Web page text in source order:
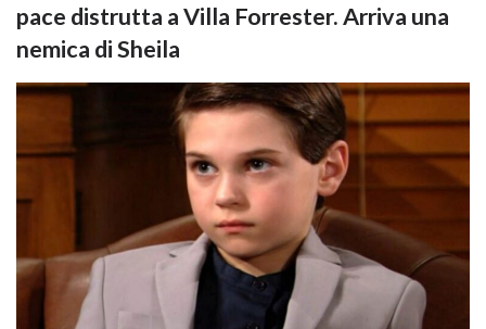
pace distrutta a Villa Forrester. Arriva una
nemica di Sheila